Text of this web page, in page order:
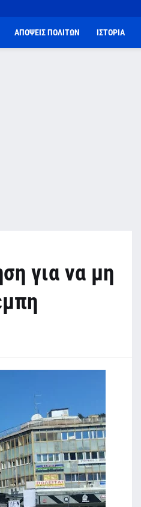
ΑΠΟΨΕΙΣ ΠΟΛΙΤΩΝ ΙΣΤΟΡΙΑ
για να μη